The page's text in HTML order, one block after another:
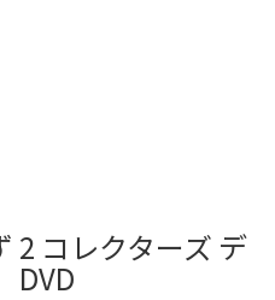
2 コレクターズ デ
DVD